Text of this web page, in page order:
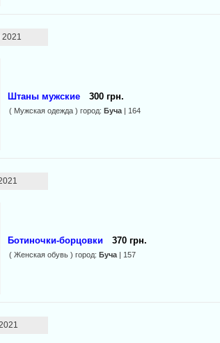
2021
Штаны мужские 300 грн.
( Мужская одежда ) город:Буча | 164
Ботиночки-борцовки 370 грн.
( Женская обувь ) город:Буча | 157